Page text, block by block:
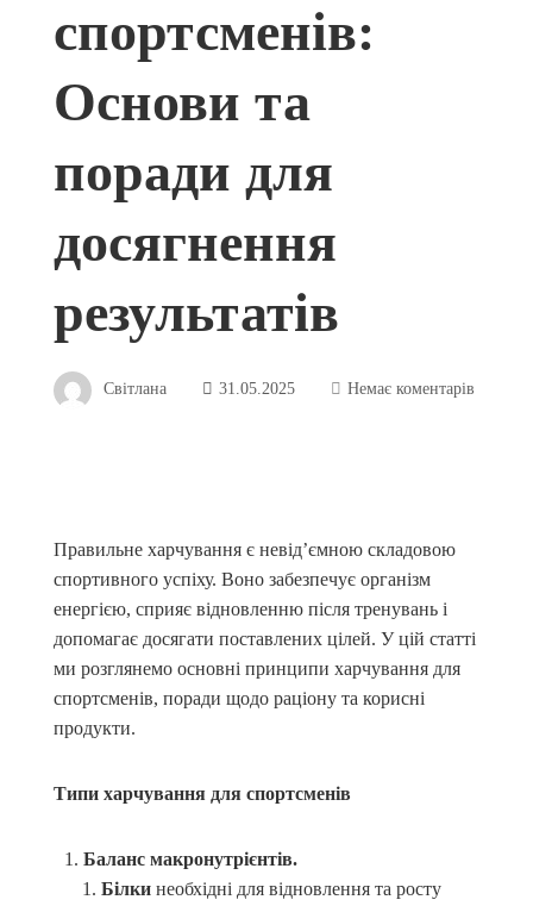
спортсменів:
Основи та
поради для
досягнення
результатів
Світлана 31.05.2025 Немає коментарів
Правильне харчування є невід’ємною складовою
спортивного успіху. Воно забезпечує організм
енергією, сприяє відновленню після тренувань і
допомагає досягати поставлених цілей. У цій статті
ми розглянемо основні принципи харчування для
спортсменів, поради щодо раціону та корисні
продукти.
Типи харчування для спортсменів
Баланс макронутрієнтів.
Білкинеобхідні для відновлення та росту